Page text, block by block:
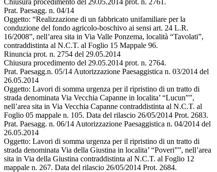
Prat. Paesagg. n. 04/14
Oggetto: “Realizzazione di un fabbricato unifamiliare per la
conduzione del fondo agricolo-boschivo ai sensi art. 24 L.R.
16/2008”, nell’area sita in Via Valle Ponzema, località “Tavolati”,
contraddistinta al N.C.T. al Foglio 15 Mappale 96.
Rinuncia prot. n. 2754 del 29.05.2014
Chiusura procedimento del 29.05.2014 prot. n. 2764.
Prat. Paesagg.n. 05/14 Autorizzazione Paesaggistica n. 03/2014 del
26.05.2014
Oggetto: Lavori di somma urgenza per il ripristino di un tratto di
strada denominata Via Vecchia Capanne in localita’ “Lucun””,
nell’area sita in Via Vecchia Capanne contraddistinta al N.C.T. al
Foglio 05 mappale n. 105. Data del rilascio 26/05/2014 Prot. 2683.
Prat. Paesagg. n. 06/14 Autorizzazione Paesaggistica n. 04/2014 del
26.05.2014
Oggetto: Lavori di somma urgenza per il ripristino di un tratto di
strada denominata Via della Giustina in localita’ “Poveri””, nell’area
sita in Via della Giustina contraddistinta al N.C.T. al Foglio 12
mappale n. 267. Data del rilascio 26/05/2014 Prot. 2684.